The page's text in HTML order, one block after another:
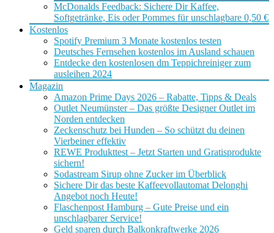
McDonalds Feedback: Sichere Dir Kaffee,
Softgetränke, Eis oder Pommes für unschlagbare 0,50 €
Kostenlos
Spotify Premium 3 Monate kostenlos testen
Deutsches Fernsehen kostenlos im Ausland schauen
Entdecke den kostenlosen dm Teppichreiniger zum
ausleihen 2024
Magazin
Amazon Prime Days 2026 – Rabatte, Tipps & Deals
Outlet Neumünster – Das größte Designer Outlet im
Norden entdecken
Zeckenschutz bei Hunden – So schützt du deinen
Vierbeiner effektiv
REWE Produkttest – Jetzt Starten und Gratisprodukte
sichern!
Sodastream Sirup ohne Zucker im Überblick
Sichere Dir das beste Kaffeevollautomat Delonghi
Angebot noch Heute!
Flaschenpost Hamburg – Gute Preise und ein
unschlagbarer Service!
Geld sparen durch Balkonkraftwerke 2026